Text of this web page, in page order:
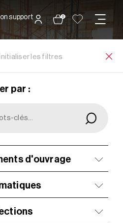
0
support
les filtres
par :
d'ouvrage
à votre
les plus
besoins grâce aux